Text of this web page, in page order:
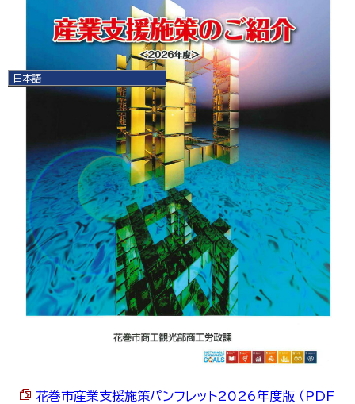
日本語
繁體中文
花巻市産業支援施策パンフレット2026年度版 （PDF